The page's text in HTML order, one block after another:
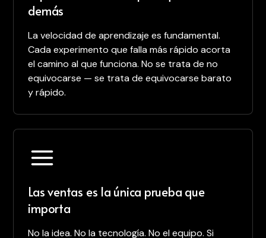
demás
La velocidad de aprendizaje es fundamental.
Cada experimento que falla más rápido acorta
el camino al que funciona. No se trata de no
equivocarse — se trata de equivocarse barato
y rápido.
Las ventas es la única prueba que
importa
No la idea. No la tecnología. No el equipo. Si